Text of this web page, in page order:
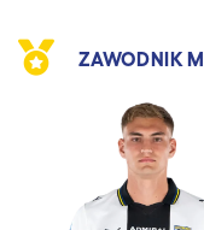
ZAWODNIK